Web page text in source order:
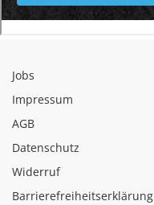
Jobs
Impressum
AGB
Datenschutz
Widerruf
Barrierefreiheitserklärung